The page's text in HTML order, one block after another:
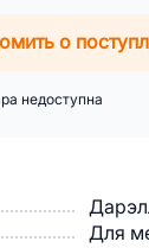
Для
о
недоступна